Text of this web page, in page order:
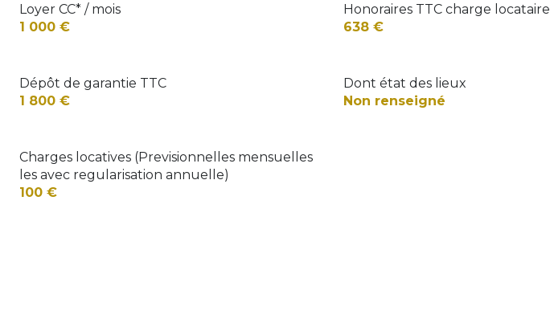
Loyer CC* / mois
1 000 €
Honoraires TTC charge locataire
638 €
Dont état des lieux
Non renseigné
Dépôt de garantie TTC
1 800 €
Charges locatives (Previsionnelles mensuelles
les avec regularisation annuelle)
100 €